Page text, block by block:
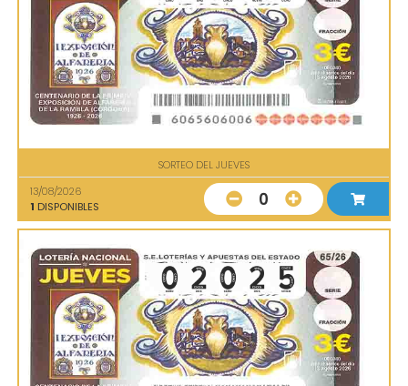
SORTEO DEL JUEVES
13/08/2026
1 DISPONIBLES 0